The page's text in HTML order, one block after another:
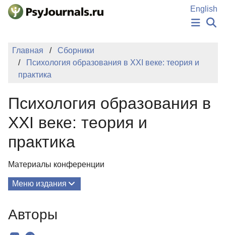
Перейти к основному содержанию
English
НОВОСТИ
ИЗДАНИЯ
КЛЮЧЕВЫЕ СЛОВА
Главная
Сборники
Психология образования в XXI веке: теория и
практика
Психология образования в
XXI веке: теория и
практика
Материалы конференции
Меню издания
Редколлегия
Авторы